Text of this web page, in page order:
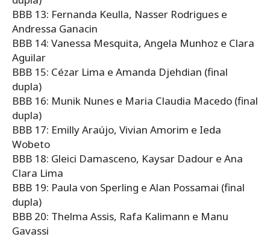
BBB 13: Fernanda Keulla, Nasser Rodrigues e
Andressa Ganacin
BBB 14: Vanessa Mesquita, Angela Munhoz e Clara
Aguilar
BBB 15: Cézar Lima e Amanda Djehdian (final
dupla)
BBB 16: Munik Nunes e Maria Claudia Macedo (final
dupla)
BBB 17: Emilly Araújo, Vivian Amorim e Ieda
Wobeto
BBB 18: Gleici Damasceno, Kaysar Dadour e Ana
Clara Lima
BBB 19: Paula von Sperling e Alan Possamai (final
dupla)
BBB 20: Thelma Assis, Rafa Kalimann e Manu
Gavassi